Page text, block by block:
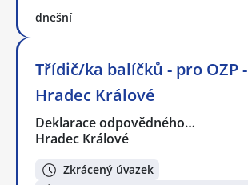
dnešní
Třídič/ka balíčků - pro OZP -
Hradec Králové
Deklarace odpovědného…
Hradec Králové
Zkrácený úvazek